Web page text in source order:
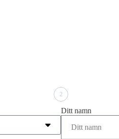
2
Ditt namn